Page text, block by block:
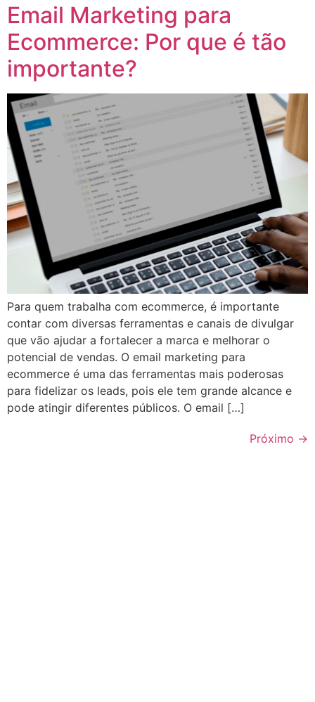
Email Marketing para
Ecommerce: Por que é tão
importante?
Para quem trabalha com ecommerce, é importante
contar com diversas ferramentas e canais de divulgar
que vão ajudar a fortalecer a marca e melhorar o
potencial de vendas. O email marketing para
ecommerce é uma das ferramentas mais poderosas
para fidelizar os leads, pois ele tem grande alcance e
pode atingir diferentes públicos. O email […]
Próximo →